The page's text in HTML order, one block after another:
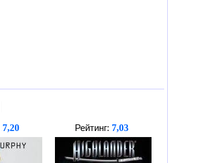
7,20 Рейтинг: 7,03